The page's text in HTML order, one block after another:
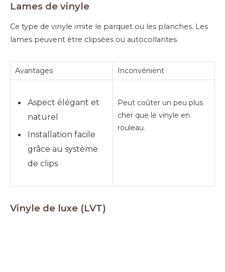
Lames de vinyle
Ce type de vinyle imite le parquet ou les planches. Les
lames peuvent être clipsées ou autocollantes.
Avantages Inconvénient
Aspect élégant et
naturel
Installation facile
grâce au système
de clips
Peut coûter un peu plus
cher que le vinyle en
rouleau.
Vinyle de luxe (LVT)